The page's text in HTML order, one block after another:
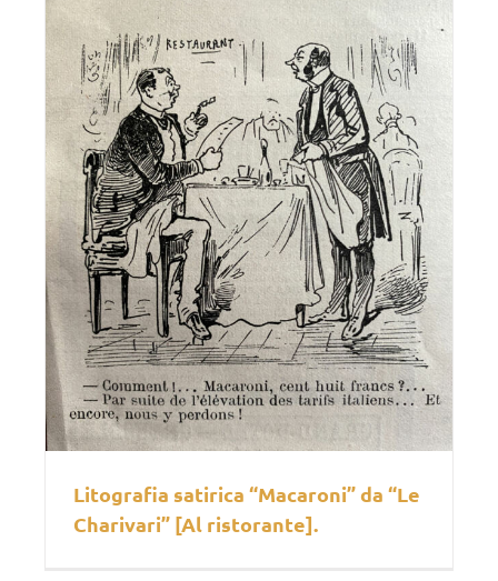
Litografia satirica “Macaroni” da “Le
Charivari” [Al ristorante].